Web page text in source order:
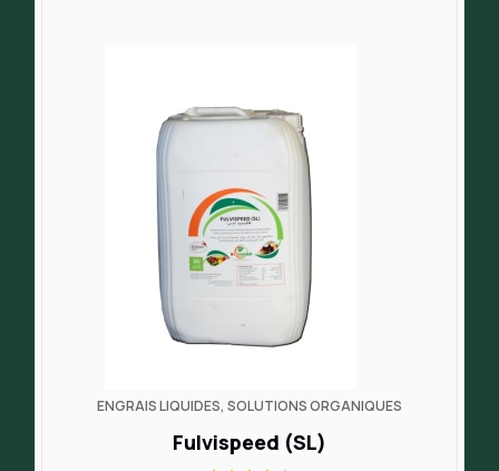
ENGRAIS LIQUIDES, SOLUTIONS ORGANIQUES
Fulvispeed (SL)